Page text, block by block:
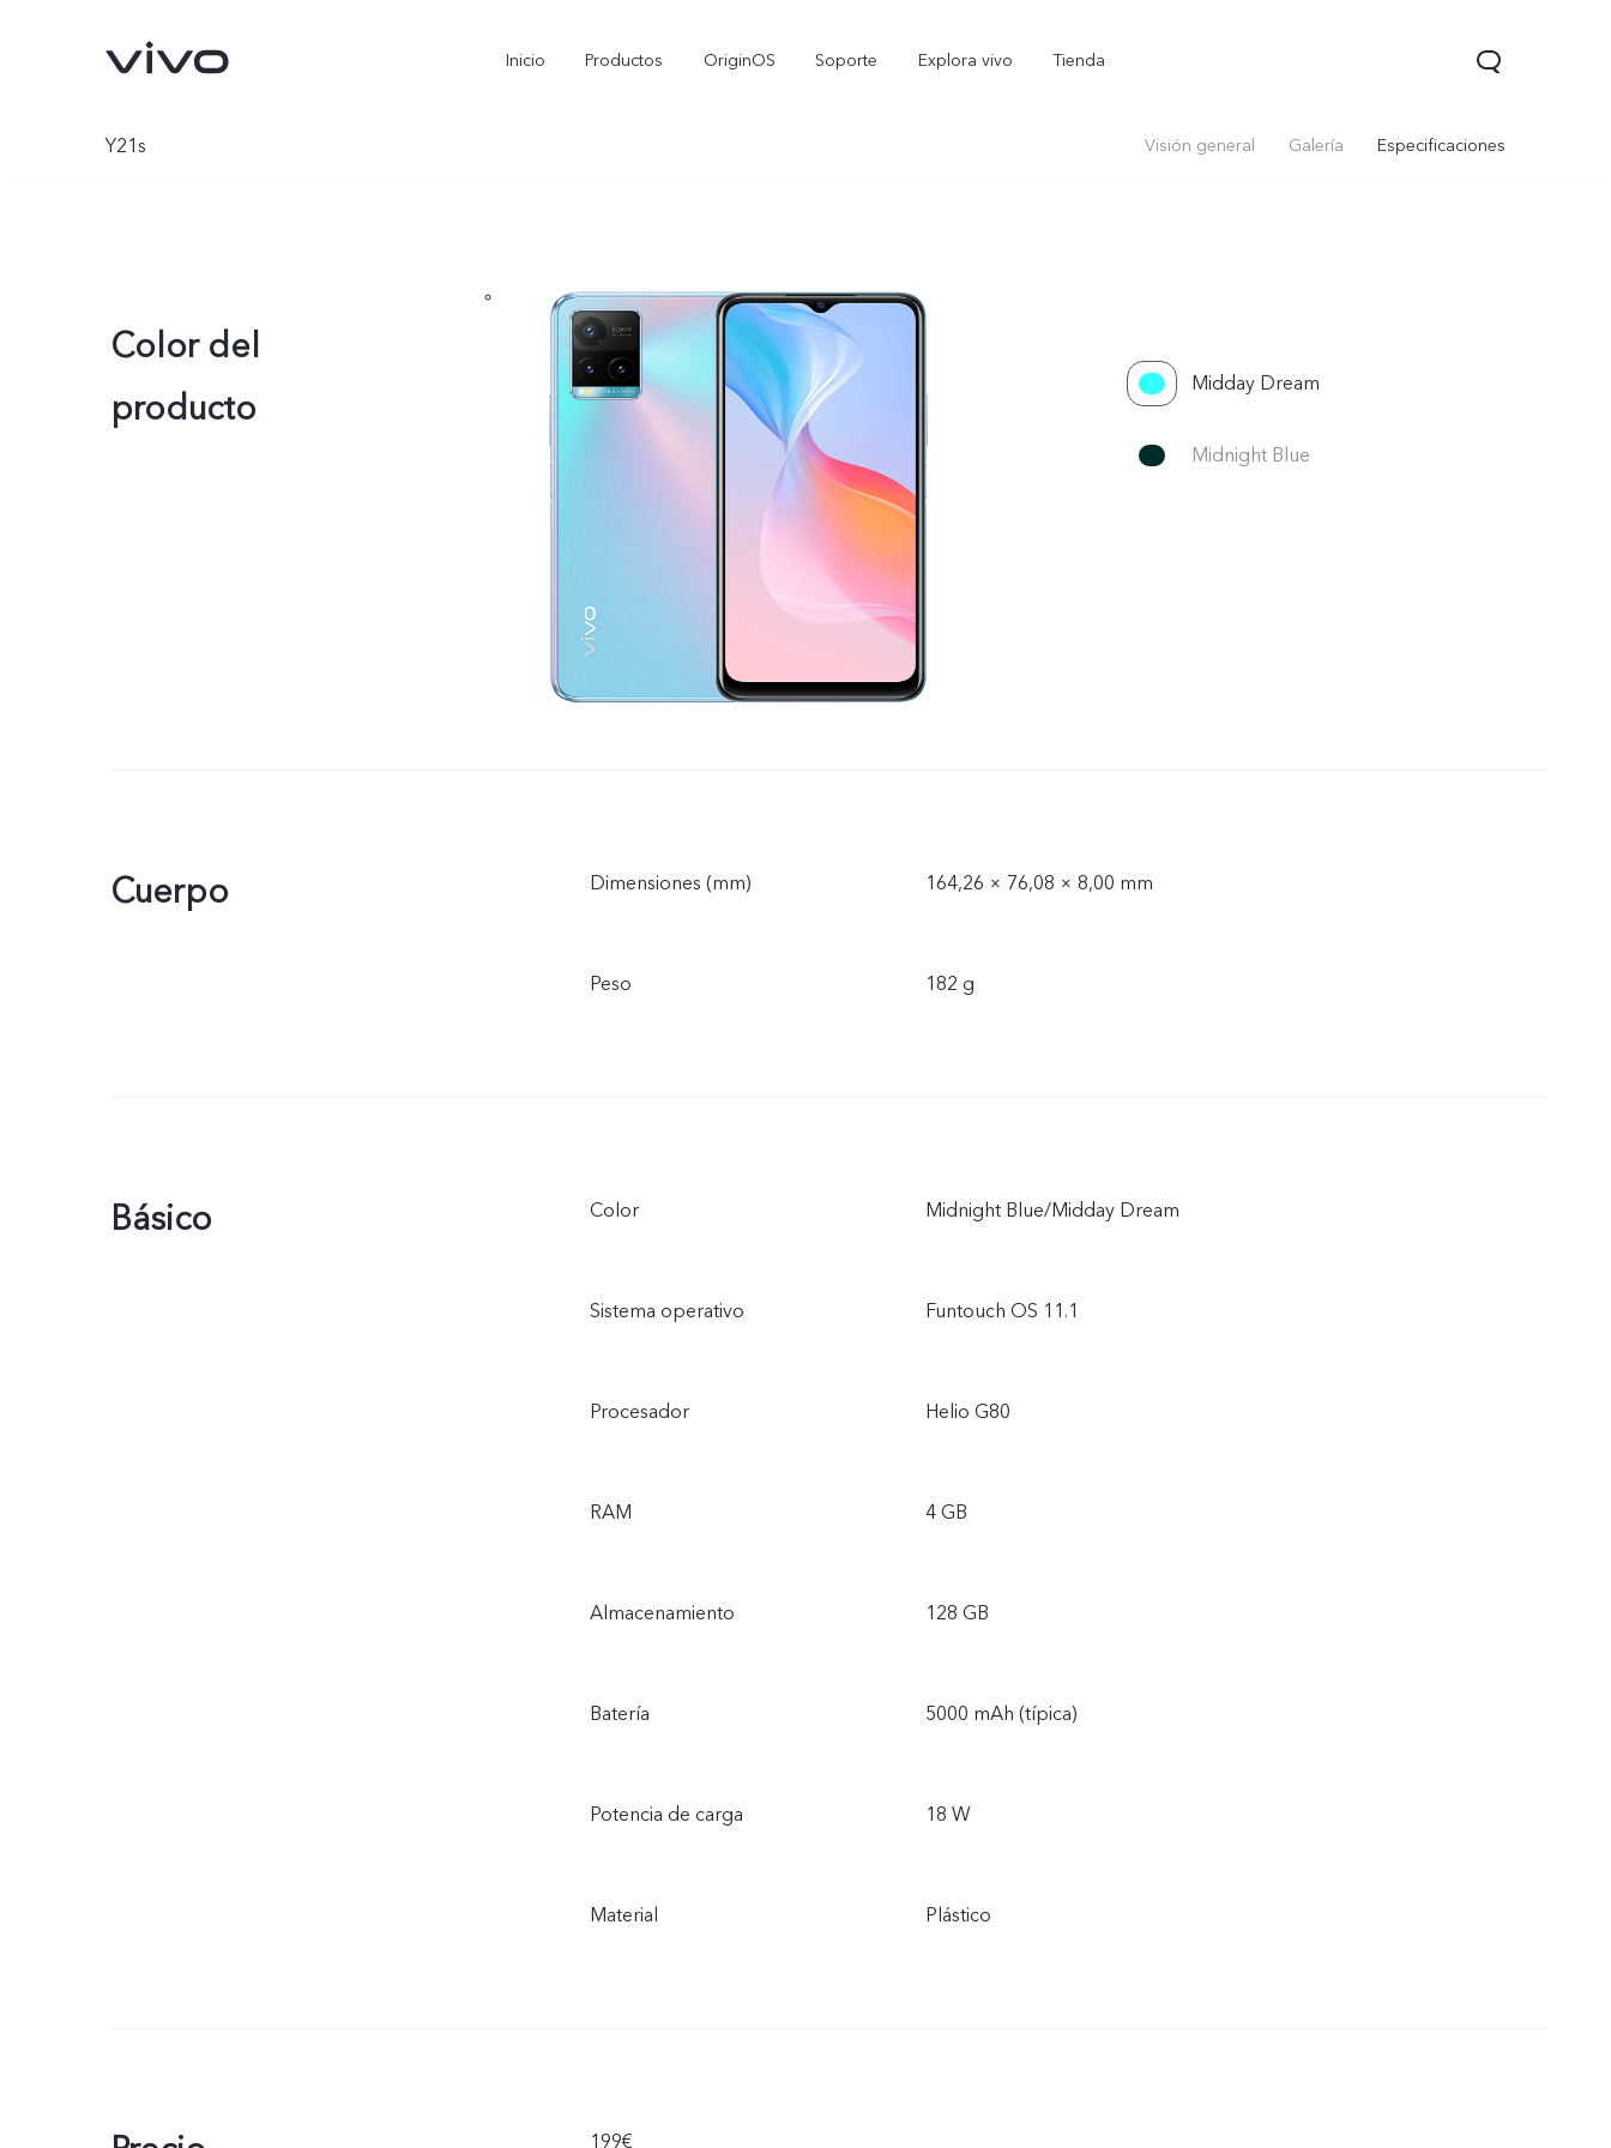
Inicio Productos OriginOS Soporte Explora vivo Tienda
X300 Ultra nuevo X300 Pro V70 FE
Y21s Visión general Galería Especificaciones
Color del
producto
Midday Dream
Midnight Blue
Cuerpo Dimensiones (mm) 164,26 × 76,08 × 8,00 mm
Peso 182 g
Básico Color Midnight Blue/Midday Dream
Sistema operativo Funtouch OS 11.1
Procesador Helio G80
RAM 4 GB
Almacenamiento 128 GB
Batería 5000 mAh (típica)
Potencia de carga 18 W
Material Plástico
199€